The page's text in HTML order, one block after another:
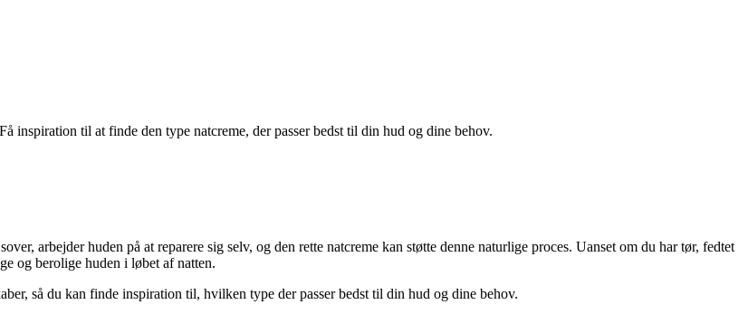
inspiration til at finde den type natcreme, der passer bedst til din hud og dine behov.
arbejder huden på at reparere sig selv, og den rette natcreme kan støtte denne naturlige proces. Uanset om du har tør, fedtet
og berolige huden i løbet af natten.
så du kan finde inspiration til, hvilken type der passer bedst til din hud og dine behov.